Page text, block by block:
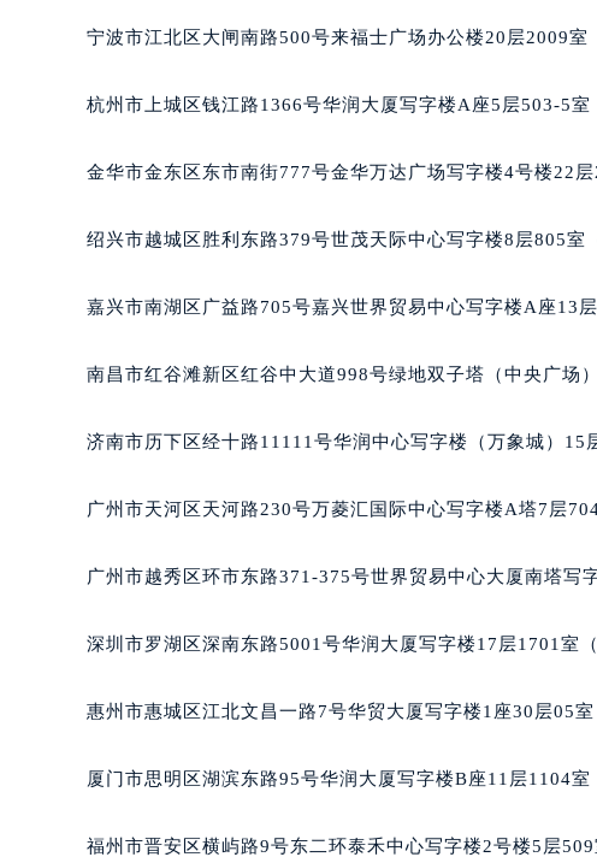
石家庄市长安区中山东路39号勒泰中心写
海口市龙华区金贸东路5号海口华润大厦B
台州市椒江区东海大道1800号腾达中心东1
甘肃省兰州市七里河区西津西路16号兰州
黑龙江省大庆市萨尔图区会战大街萧邦售后
黑龙江省黑河市爱辉区中央街萧邦售后服务
黑龙江省佳木斯市向阳区长安路萧邦售后服
黑龙江省七台河市桃山区大同街萧邦售后服
黑龙江省双鸭山市尖山区新兴大街萧邦售后
黑龙江省伊春市伊美区通河路萧邦售后服务
吉林省白山市浑江区浑江大街萧邦售后服务
吉林省辽源市龙山区人民大街萧邦售后服务
吉林省四平市铁东区紫气大路与南九经街交
宁波市江北区大闸南路500号来福士广场办公楼20层2009室
杭州市上城区钱江路1366号华润大厦写字楼A座5层503-5室
金华市金东区东市南街777号金华万达广场写字楼4号楼22层
绍兴市越城区胜利东路379号世茂天际中心写字楼8层805室
嘉兴市南湖区广益路705号嘉兴世界贸易中心写字楼A座13
南昌市红谷滩新区红谷中大道998号绿地双子塔（中央广场
济南市历下区经十路11111号华润中心写字楼（万象城）15
广州市天河区天河路230号万菱汇国际中心写字楼A塔7层
广州市越秀区环市东路371-375号世界贸易中心大厦南塔写
深圳市罗湖区深南东路5001号华润大厦写字楼17层1701室（
惠州市惠城区江北文昌一路7号华贸大厦写字楼1座30层05室
厦门市思明区湖滨东路95号华润大厦写字楼B座11层1104室
福州市晋安区横屿路9号东二环泰禾中心写字楼2号楼5层509